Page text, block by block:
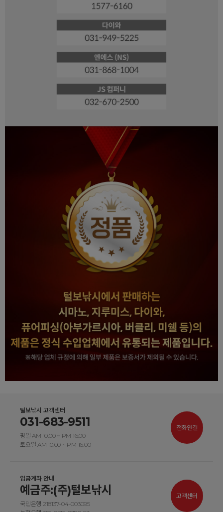
털보낚시 고객센터
031-683-9511
평일 AM 10:00 ~ PM 16:00
토요일 AM 10:00 ~ PM 16:00
전화연결
입금계좌 안내
예금주:(주)털보낚시
국민은행 218137-04-003095
고객센터